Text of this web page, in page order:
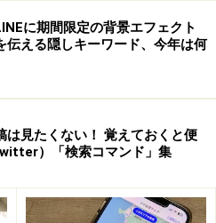
はユーザー側に移ってしまっ
提供していますが、その土
いるのは企業ではなく、ユー
すし、SNSもそうですが、コ
に期間限定の背景エフェクト
伝える隠しキーワード、今年は何
は見たくない！ 覚えておくと便
）「検索コマンド」集